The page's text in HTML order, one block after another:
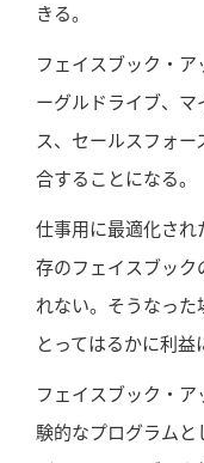
きる。
フェイスブック・
ーグルドライブ、マ
ス、セールスフォ
合することになる。
仕事用に最適化され
存のフェイスブック
れない。そうなっ
とってはるかに利益
フェイスブック・
験的なプログラム